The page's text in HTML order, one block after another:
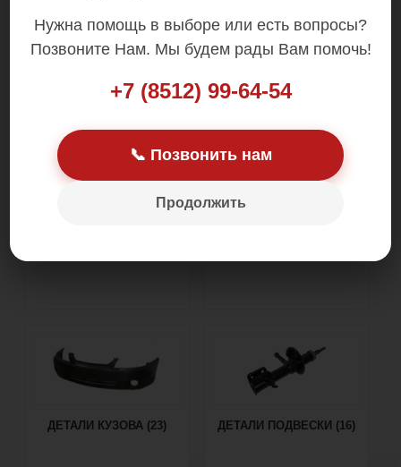
Нужна помощь в выборе или есть вопросы?
Позвоните Нам. Мы будем рады Вам помочь!
+7 (8512) 99-64-54
📞 Позвонить нам
Продолжить
ТОПЛИВНАЯ СИСТЕМА (9) ВПУСКНАЯ СИСТЕМА (10)
ДЕТАЛИ КУЗОВА (23) ДЕТАЛИ ПОДВЕСКИ (16)